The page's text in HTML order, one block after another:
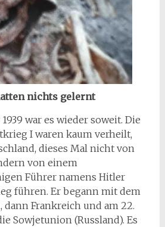
nichts gelernt
war es wieder soweit. Die
I waren kaum verheilt,
dieses Mal nicht von
von einem
Führer namens Hitler
führen. Er begann mit dem
dann Frankreich und am 22.
Sowjetunion (Russland). Es